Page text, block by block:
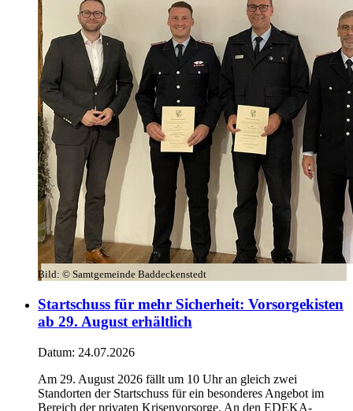
Bild: © Samtgemeinde Baddeckenstedt
Startschuss für mehr Sicherheit: Vorsorgekisten
ab 29. August erhältlich
Datum: 24.07.2026
Am 29. August 2026 fällt um 10 Uhr an gleich zwei
Standorten der Startschuss für ein besonderes Angebot im
Bereich der privaten Krisenvorsorge. An den EDEKA-